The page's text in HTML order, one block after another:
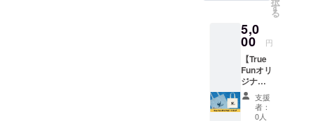
2022年
5月から
1年間で
す。
ます。
はS・
M・L・
XLより
お選び
くださ
い。 ※
送料込
みのお
値段で
す
る
5,0
00 円
【True
Funオリ
ジナル
トート
バッ
グ】
支援
者：
0人